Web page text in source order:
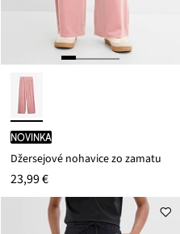
novinka
Džersejové nohavice zo zamatu
23,99 €